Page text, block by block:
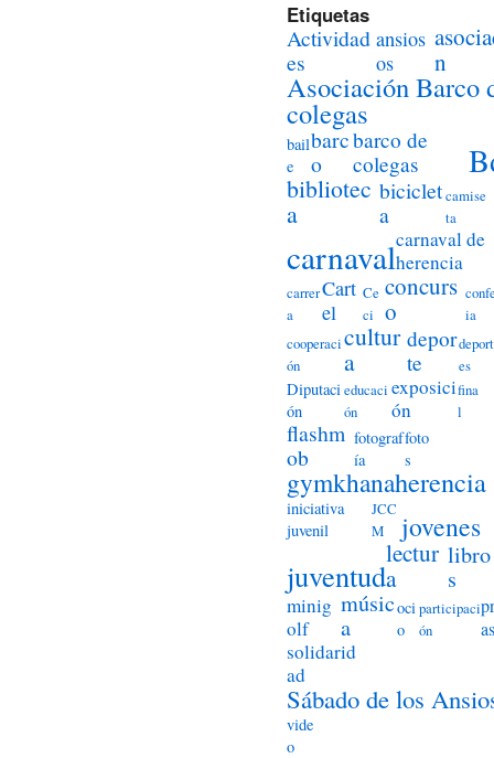
Etiquetas
Actividad
es
ansios
os
n
Asociación Barco
colegas
bail
e
barc
o
barco de
colegas
bibliotec
a
biciclet
a
camise
ta
carnavalcarnaval de
herencia
carrer
a
Cart
el
Ce
ci
concurs
o
ia
cooperaci
ón
cultur
a
depor
te
deport
es
Diputaci
ón
educaci
ón
exposici
ón
fina
l
flashm
ob
fotograf
ía
foto
s
gymkhanaherencia
iniciativa
juvenil
JCC
M
jovenes
juventud
lectur
a
libro
s
minig
olf
músic
a
oci
o
participaci
ón
as
solidarid
ad
Sábado de los
vide
o